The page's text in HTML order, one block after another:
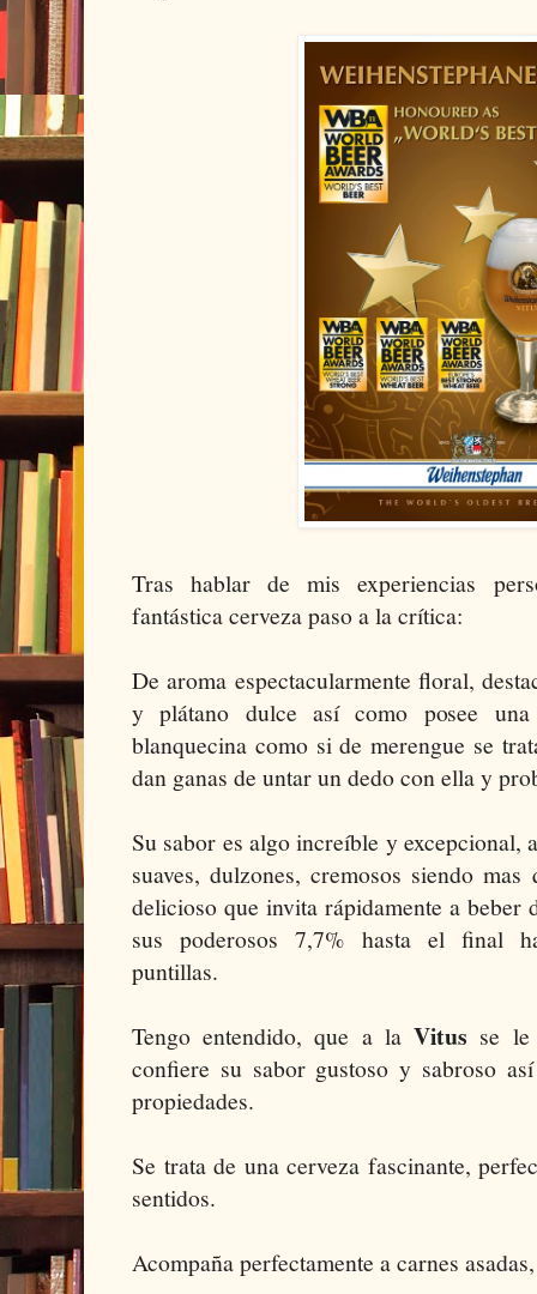
Tras hablar de mis experiencias
fantástica cerveza paso a la crítica:
De aroma espectacularmente floral,
y plátano dulce así como posee
blanquecina como si de merengue se
dan ganas de untar un dedo con ella y
Su sabor es algo increíble y excepcional,
suaves, dulzones, cremosos siendo
delicioso que invita rápidamente a beber
sus poderosos 7,7% hasta el final
puntillas.
Tengo entendido, que a laVitus se
confiere su sabor gustoso y sabroso
propiedades.
Se trata de una cerveza fascinante,
sentidos.
Acompaña perfectamente a carnes